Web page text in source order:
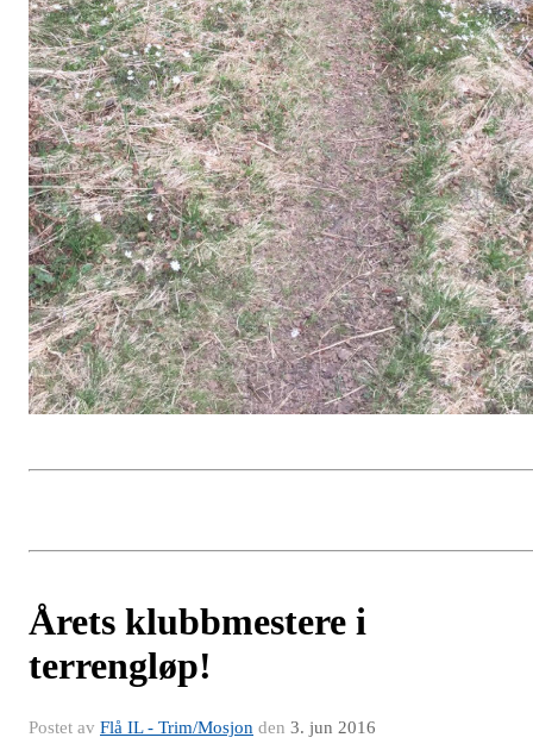
Årets klubbmestere i
terrengløp!
Postet av Flå IL - Trim/Mosjon den 3. jun 2016